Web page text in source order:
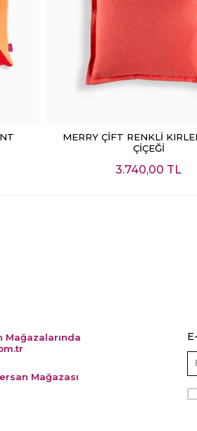
MERRY ÇİFT RENKLİ
ÇİÇEĞİ
3.740,00 TL
Mağazalarında
Mağazası